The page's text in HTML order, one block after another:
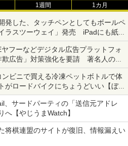
1週間 1カ月
発した、タッチペンとしてもボールペ
ラスツーウェイ」発売 iPadにも紙に
る
フーなどデジタル広告プラットフォ
欺広告」対策強化を要請 著名人の写
などへの対策として
ビニで買える冷凍ペットボトルで体
がロードバイクにちょうどいい【ぼっ
【空いた時間でなにしてる？】
、サードパーティの「送信元アドレ
【やじうまWatch】
将棋連盟のサイトが復旧、情報漏えい